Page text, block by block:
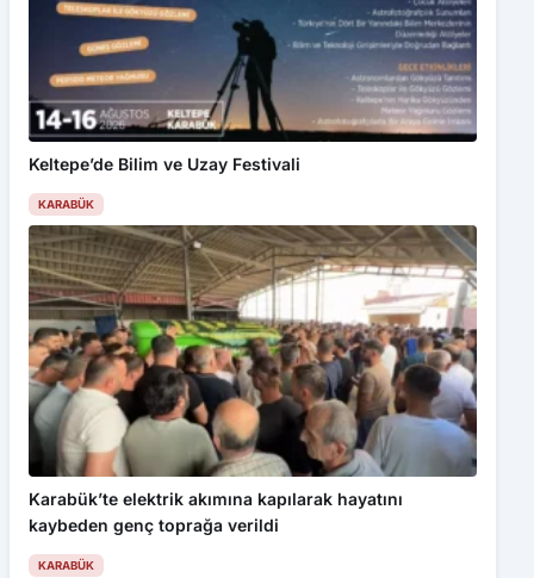
Keltepe’de Bilim ve Uzay Festivali
KARABÜK
Karabük’te elektrik akımına kapılarak hayatını
kaybeden genç toprağa verildi
KARABÜK